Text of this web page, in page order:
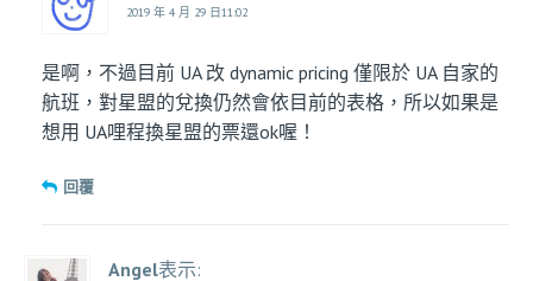
2019 年 4 月 29 日11:02
是啊，不過目前 UA 改 dynamic pricing 僅限於 UA 自家的
航班，對星盟的兌換仍然會依目前的表格，所以如果是
想用 UA哩程換星盟的票還ok喔！
回覆
Angel表示: